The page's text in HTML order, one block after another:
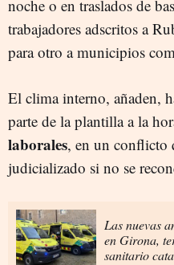
noche o en traslados de
trabajadores adscritos a
para otro a municipios
El clima interno, añaden,
parte de la plantilla a la
laborales, en un conflicto
judicializado si no se
Las nuevas
en Girona,
sanitario